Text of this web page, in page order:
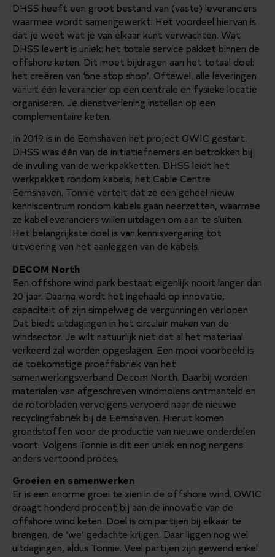
DHSS heeft een groot bestand van (vaste) leveranciers
waarmee wordt samengewerkt. Het voordeel hiervan is
dat je weet wat je van elkaar kunt verwachten. Wat
DHSS levert is uniek: het totale service pakket binnen de
offshore keten. Dit moet bijdragen aan het totaal doel:
het creëren van ‘one stop shop’. Oftewel, alle leveringen
vanuit één leverancier op een centrale en fysieke locatie
organiseren. Je dienstverlening instellen op een
complementaire keten.
In 2019 is in de Eemshaven het project OWIC gestart.
DHSS was één van de initiatiefnemers en betrokken bij
de invulling van de werkpakketten. DHSS leidt het
werkpakket rondom kabels, het Cable Centre
Eemshaven. Tonnie vertelt dat ze een geheel nieuw
kenniscentrum rondom kabels gaan neerzetten, waarmee
ze kabelleveranciers willen uitdagen om aan te sluiten.
Het belangrijkste doel is van kennisvergaring tot
uitvoering van het aanleggen van de kabels.
DECOM North
Een offshore wind park bestaat eigenlijk nooit langer dan
20 jaar. Daarna wordt het ingehaald op innovatie,
capaciteit of zijn simpelweg de vergunningen verlopen.
Dat biedt uitdagingen in het circulair maken van de
windsector. Je wilt natuurlijk niet dat al het materiaal
verkeerd zal worden opgeslagen. Een mooi voorbeeld is
de toekomstige proeffabriek van het
samenwerkingsverband Decom North. Daarbij worden
materialen van afgeschreven windmolens ontmanteld en
de rotorbladen vervolgens vervoerd naar de nieuwe
recyclingfabriek bij de Eemshaven. Hieruit komen
grondstoffen voor de productie van nieuwe onderdelen
voort. Volgens Tonnie is dit een uniek en nog nergens
anders vertoond proces.
Groeien en samenwerken
Er is een enorme groei te zien in de offshore wind. OWIC
draagt honderd procent bij aan de innovatie van de
offshore wind keten. Doel is om partijen bij elkaar te
brengen, de ‘we’ gedachte krijgen. Daar liggen nog wel
uitdagingen, aldus Tonnie. Veel partijen zijn gewend enkel